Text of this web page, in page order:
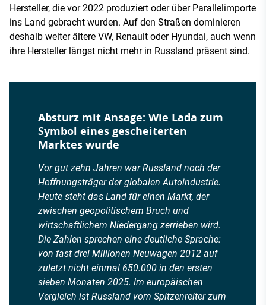
Hersteller, die vor 2022 produziert oder über Parallelimporte
ins Land gebracht wurden. Auf den Straßen dominieren
deshalb weiter ältere VW, Renault oder Hyundai, auch wenn
ihre Hersteller längst nicht mehr in Russland präsent sind.
Absturz mit Ansage: Wie Lada zum
Symbol eines gescheiterten
Marktes wurde
Vor gut zehn Jahren war Russland noch der
Hoffnungsträger der globalen Autoindustrie.
Heute steht das Land für einen Markt, der
zwischen geopolitischem Bruch und
wirtschaftlichem Niedergang zerrieben wird.
Die Zahlen sprechen eine deutliche Sprache:
von fast drei Millionen Neuwagen 2012 auf
zuletzt nicht einmal 650.000 in den ersten
sieben Monaten 2025. Im europäischen
Vergleich ist Russland vom Spitzenreiter zum